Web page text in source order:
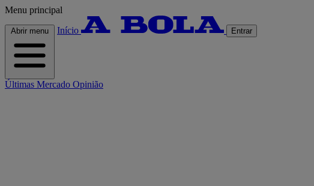
Menu principal
Abrir menu Início Entrar
Últimas Mercado Opinião